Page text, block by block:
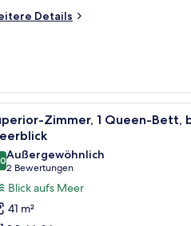
Details
Bett, Blick auf die Stadt und
Ein
6
Zimmer, 1 Queen-Bett,
von 10
Außergewöhnlich
2 Bewertungen
(2
Bewertungen)
Blick aufs Meer
41 m²